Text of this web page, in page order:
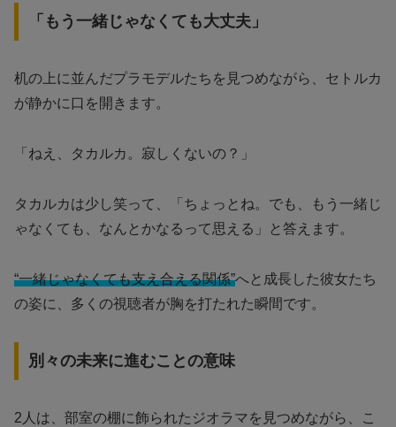
「もう一緒じゃなくても大丈夫」
机の上に並んだプラモデルたちを見つめながら、セトルカ
が静かに口を開きます。
「ねえ、タカルカ。寂しくないの？」
タカルカは少し笑って、「ちょっとね。でも、もう一緒じ
ゃなくても、なんとかなるって思える」と答えます。
“一緒じゃなくても支え合える関係”へと成長した彼女たち
の姿に、多くの視聴者が胸を打たれた瞬間です。
別々の未来に進むことの意味
2人は、部室の棚に飾られたジオラマを見つめながら、こ